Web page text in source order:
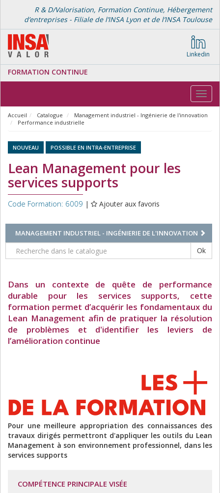
R & D/Valorisation, Formation Continue, Hébergement
d’entreprises - Filiale de l’INSA Lyon et de l’INSA Toulouse
Linkedin
FORMATION CONTINUE
Accueil Catalogue
Management industriel - Ingénierie de l'innovation
Performance industrielle
NOUVEAU POSSIBLE EN INTRA-ENTREPRISE
Lean Management pour les
services supports
Code Formation: 6009 | Ajouter aux favoris
MANAGEMENT INDUSTRIEL - INGÉNIERIE DE L'INNOVATION
Ok
Dans un contexte de quête de performance
durable pour les services supports, cette
formation permet d’acquérir les fondamentaux du
Lean Management afin de pratiquer la résolution
de problèmes et d'identifier les leviers de
l’amélioration continue
Pour une meilleure appropriation des connaissances des
travaux dirigés permettront d'appliquer les outils du Lean
Management à son environnement professionnel, dans les
services supports
COMPÉTENCE PRINCIPALE VISÉE